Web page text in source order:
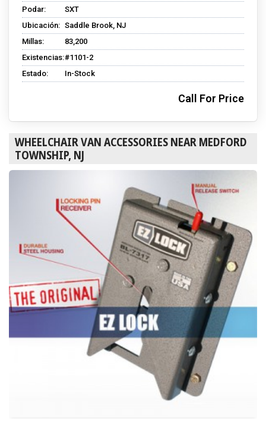
Podar:
SXT
Ubicación: Saddle Brook, NJ
Millas:
83,200
Existencias:#1101-2
Estado:
In-Stock
Call For Price
WHEELCHAIR VAN ACCESSORIES NEAR MEDFORD
TOWNSHIP, NJ